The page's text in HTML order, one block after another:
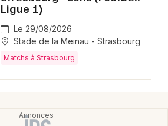
Ligue 1)
Le 29/08/2026
Stade de la Meinau - Strasbourg
Matchs à Strasbourg